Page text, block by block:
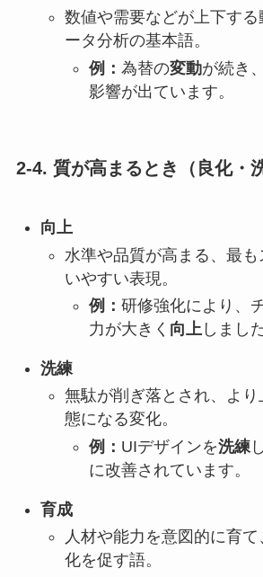
数値や需要などが上下す
ータ分析の基本語。
例： 為替の変動が続き
影響が出ています。
2-4. 質が高まるとき（良化・
向上
水準や品質が高まる、最
いやすい表現。
例： 研修強化により、
力が大きく 向上しました
洗練
無駄が削ぎ落とされ、よ
態になる変化。
例： UIデザインを洗練
に改善されています。
育成
人材や能力を意図的に育
化を促す語。